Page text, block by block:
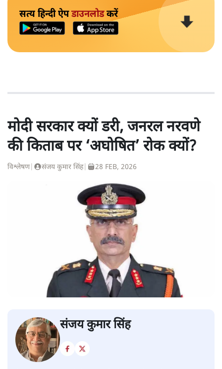
सत्य हिन्दी ऐपडाउनलोडकरें
मोदी सरकार क्यों डरी, जनरल नरवणे
की किताब पर ‘अघोषित’ रोक क्यों?
विश्लेषण| संजय कुमार सिंह| 28 FEB, 2026
संजय कुमार सिंह